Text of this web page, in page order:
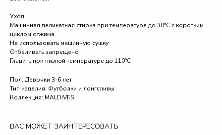
Уход
Машинная деликатная стирка при температуре до 30°C с коротким
циклом отжима
Не использовать машинную сушку
Отбеливать запрещено
Гладить при низкой температуре до 110°C
Пол: Девочки 3-6 лет
Тип изделия: Футболки и лонгсливы
Коллекция: MALDIVES
ВАС МОЖЕТ ЗАИНТЕРЕСОВАТЬ